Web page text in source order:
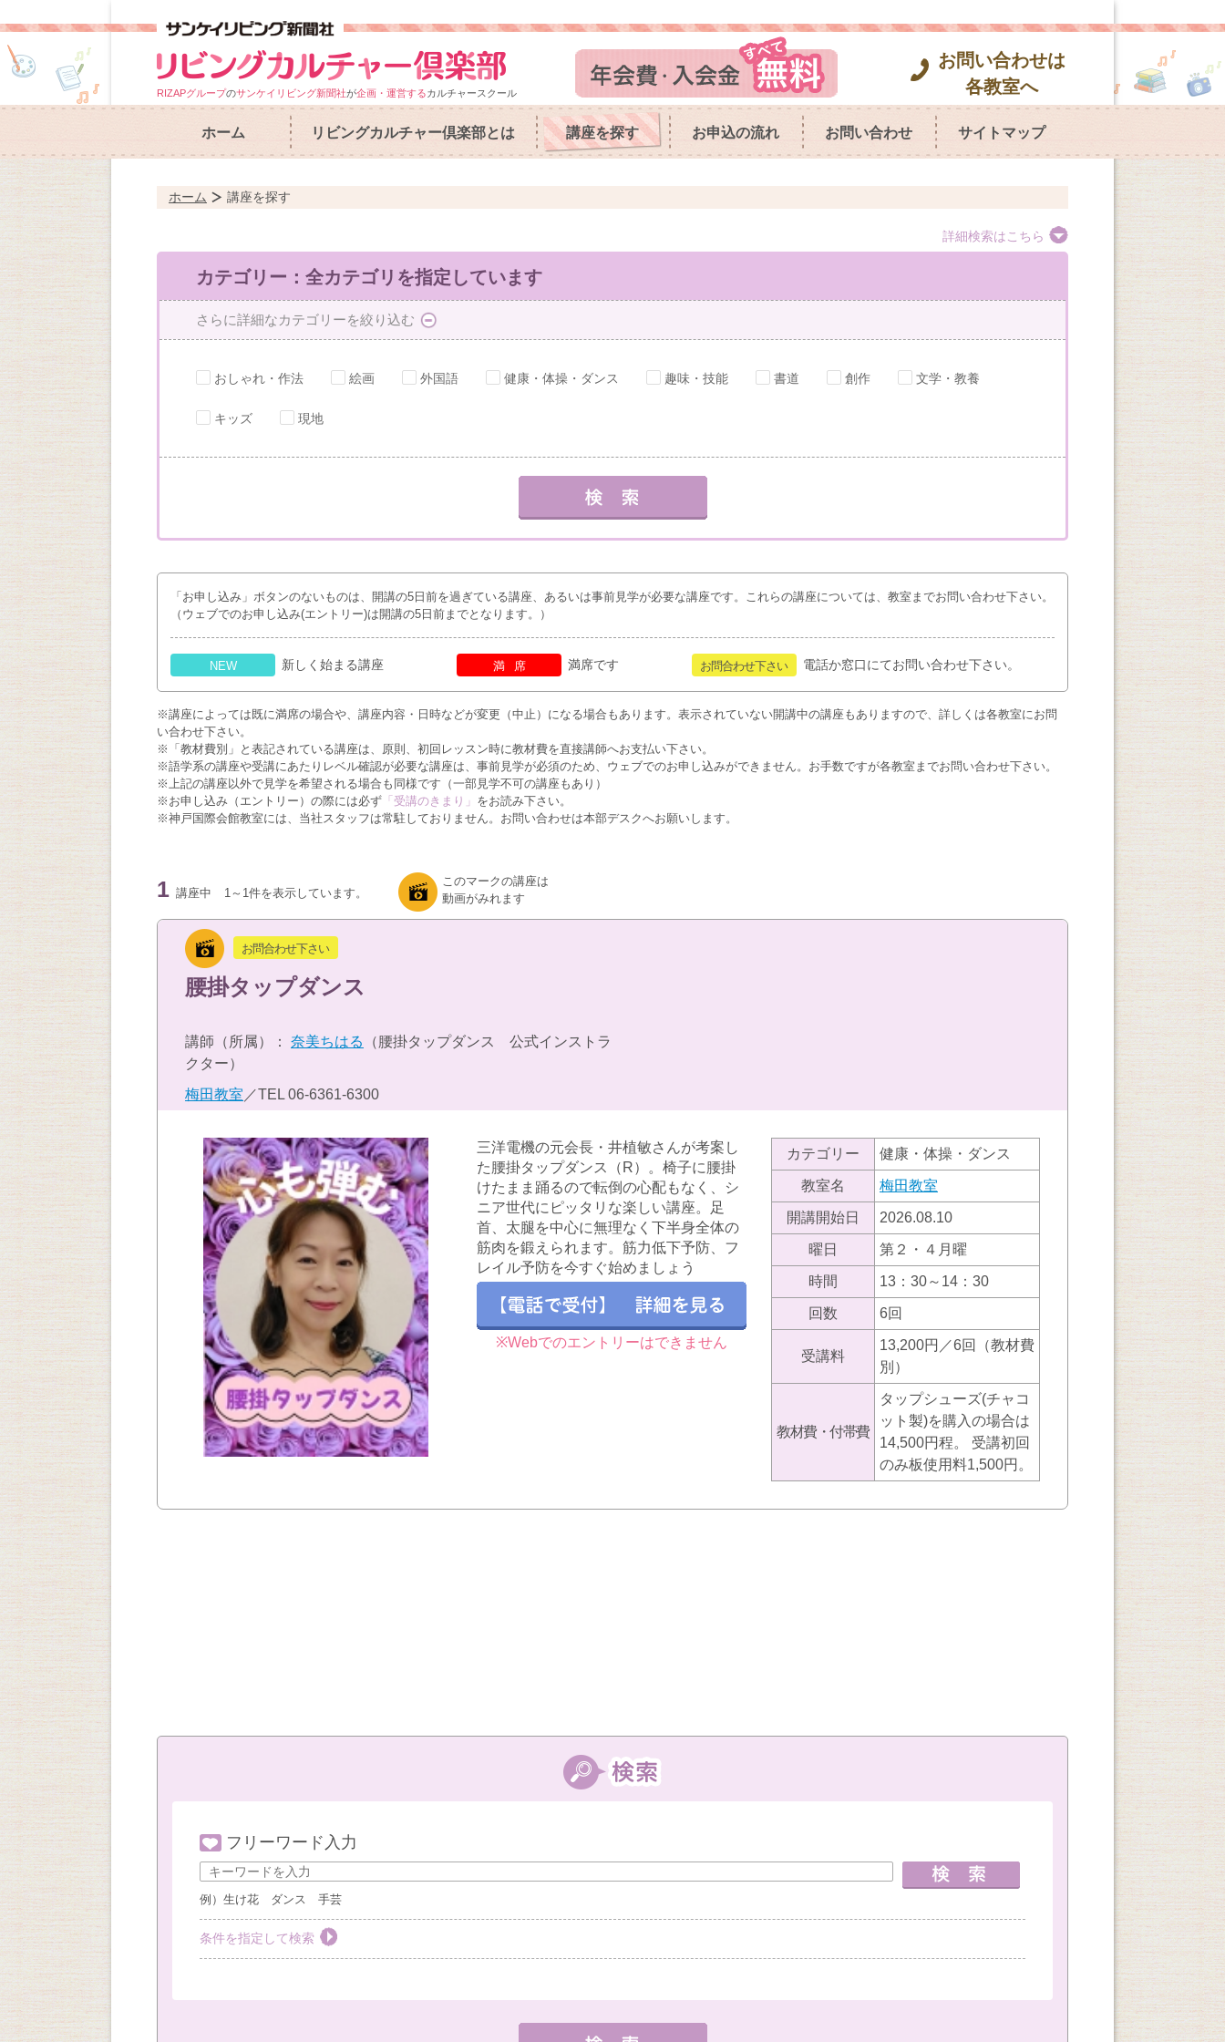
RIZAPグループのサンケイリビング新聞社が企画・運営するカルチャースクール
お問い合わせは
各教室へ
ホーム リビングカルチャー倶楽部とは 講座を探す お申込の流れ お問い合わせ サイトマップ
ホーム 講座を探す
詳細検索はこちら
カテゴリー：全カテゴリを指定しています
さらに詳細なカテゴリーを絞り込む
おしゃれ・作法 絵画 外国語 健康・体操・ダンス 趣味・技能 書道 創作 文学・教養
キッズ 現地
「お申し込み」ボタンのないものは、開講の5日前を過ぎている講座、あるいは事前見学が必要な講座です。これらの講座については、教室までお問い合わせ下さい。
（ウェブでのお申し込み(エントリー)は開講の5日前までとなります。）
NEW 新しく始まる講座 満席 満席です お問合わせ下さい 電話か窓口にてお問い合わせ下さい。
※講座によっては既に満席の場合や、講座内容・日時などが変更（中止）になる場合もあります。表示されていない開講中の講座もありますので、詳しくは各教室にお問
い合わせ下さい。
※「教材費別」と表記されている講座は、原則、初回レッスン時に教材費を直接講師へお支払い下さい。
※語学系の講座や受講にあたりレベル確認が必要な講座は、事前見学が必須のため、ウェブでのお申し込みができません。お手数ですが各教室までお問い合わせ下さい。
※上記の講座以外で見学を希望される場合も同様です（一部見学不可の講座もあり）
※お申し込み（エントリー）の際には必ず 「受講のきまり」 をお読み下さい。
※神戸国際会館教室には、当社スタッフは常駐しておりません。お問い合わせは本部デスクへお願いします。
1 講座中 1～1件を表示しています。
このマークの講座は
動画がみれます
お問合わせ下さい
腰掛タップダンス
講師（所属）： 奈美ちはる
（腰掛タップダンス 公式インストラ
クター）
梅田教室 ／TEL 06-6361-6300
三洋電機の元会長・井植敏さんが考案し
た腰掛タップダンス（R）。椅子に腰掛
けたまま踊るので転倒の心配もなく、シ
ニア世代にピッタリな楽しい講座。足
首、太腿を中心に無理なく下半身全体の
筋肉を鍛えられます。筋力低下予防、フ
レイル予防を今すぐ始めましょう
※Webでのエントリーはできません
カテゴリー 健康・体操・ダンス
教室名 梅田教室
開講開始日 2026.08.10
曜日 第２・４月曜
時間 13：30～14：30
回数 6回
受講料
13,200円／6回（教材費
別）
教材費・付帯費
タップシューズ(チャコ
ット製)を購入の場合は
14,500円程。 受講初回
のみ板使用料1,500円。
フリーワード入力
例）生け花 ダンス 手芸
条件を指定して検索